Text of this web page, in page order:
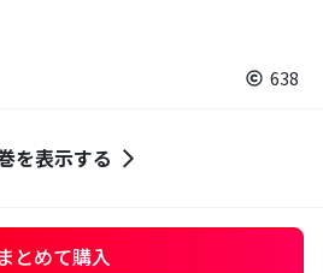
638
を表示する
まとめて購入